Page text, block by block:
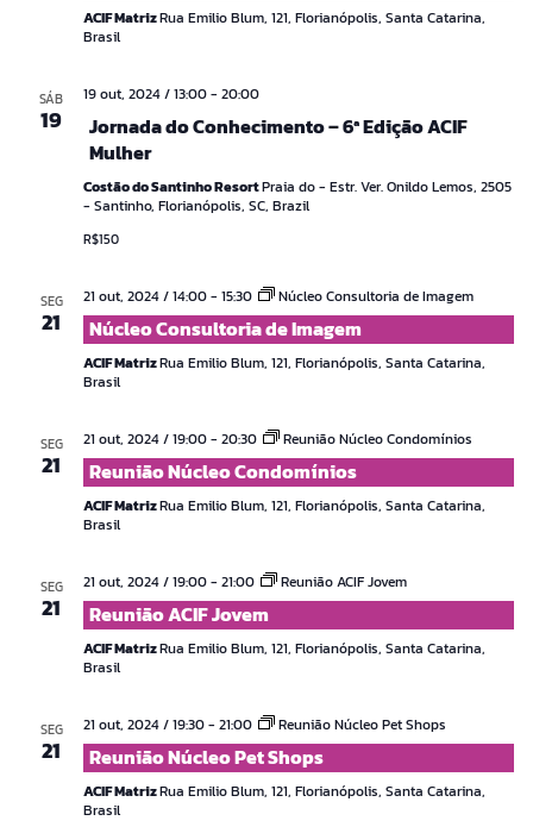
ACIF MatrizRua Emilio Blum, 121, Florianópolis, Santa Catarina,
Brasil
SÁB
19
19 out, 2024 / 13:00- 20:00
Jornada do Conhecimento – 6ª Edição ACIF
Mulher
Costão do Santinho ResortPraia do - Estr. Ver. Onildo Lemos, 2505
- Santinho, Florianópolis, SC, Brazil
R$150
SEG
21
21 out, 2024 / 14:00- 15:30 Núcleo Consultoria de Imagem
Núcleo Consultoria de Imagem
ACIF MatrizRua Emilio Blum, 121, Florianópolis, Santa Catarina,
Brasil
SEG
21
21 out, 2024 / 19:00- 20:30 Reunião Núcleo Condomínios
Reunião Núcleo Condomínios
ACIF MatrizRua Emilio Blum, 121, Florianópolis, Santa Catarina,
Brasil
SEG
21
21 out, 2024 / 19:00- 21:00 Reunião ACIF Jovem
Reunião ACIF Jovem
ACIF MatrizRua Emilio Blum, 121, Florianópolis, Santa Catarina,
Brasil
SEG
21
21 out, 2024 / 19:30- 21:00 Reunião Núcleo Pet Shops
Reunião Núcleo Pet Shops
ACIF MatrizRua Emilio Blum, 121, Florianópolis, Santa Catarina,
Brasil